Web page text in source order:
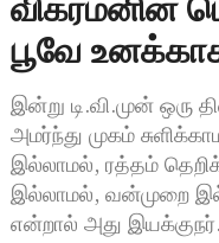
பூவே
இன்று டி.வி.முன் ஒரு
அமர்ந்து முகம்
இல்லாமல், ரத்தம்
இல்லாமல், வன்முறை
என்றால் அது